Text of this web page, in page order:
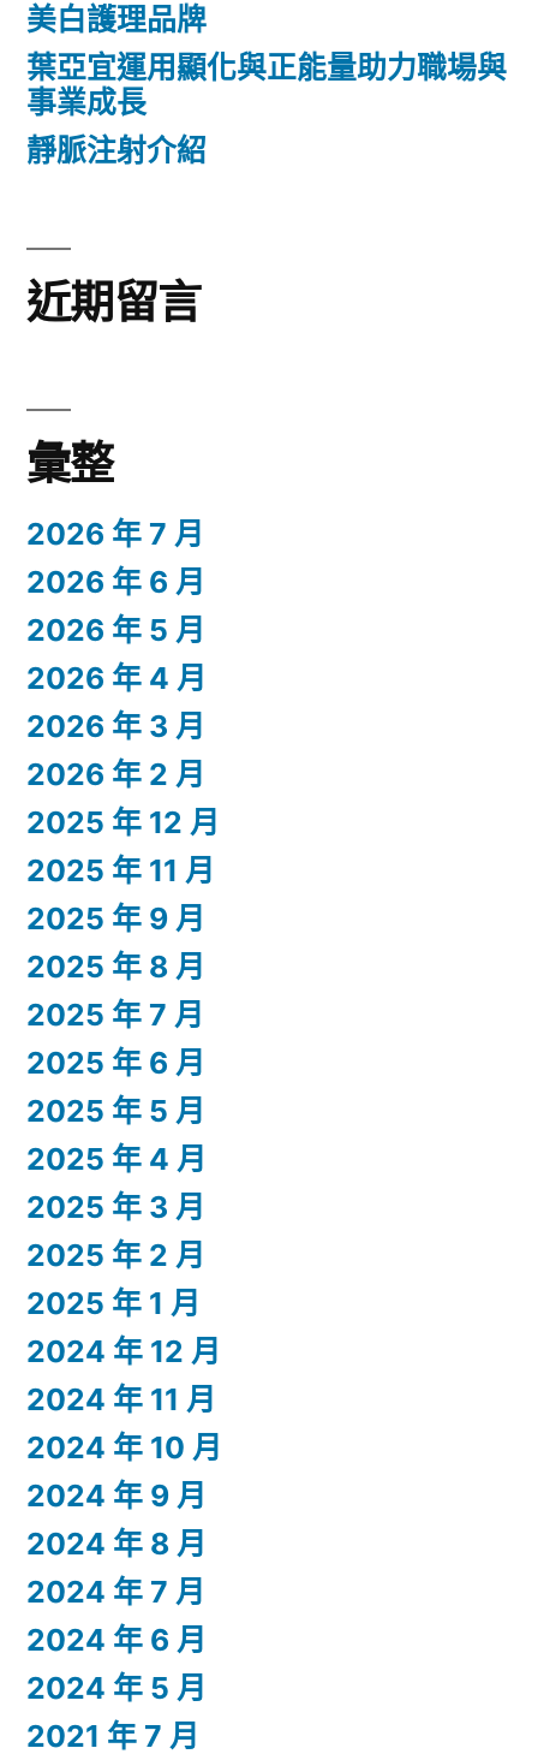
美白護理品牌
葉亞宜運用顯化與正能量助力職場與
事業成長
靜脈注射介紹
近期留言
彙整
2026 年 7 月
2026 年 6 月
2026 年 5 月
2026 年 4 月
2026 年 3 月
2026 年 2 月
2025 年 12 月
2025 年 11 月
2025 年 9 月
2025 年 8 月
2025 年 7 月
2025 年 6 月
2025 年 5 月
2025 年 4 月
2025 年 3 月
2025 年 2 月
2025 年 1 月
2024 年 12 月
2024 年 11 月
2024 年 10 月
2024 年 9 月
2024 年 8 月
2024 年 7 月
2024 年 6 月
2024 年 5 月
2021 年 7 月